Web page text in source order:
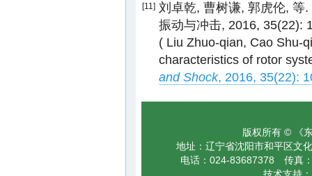
[11] 刘卓乾, 曹树谦, 郭虎伦, 等
振动与冲击, 2016, 35(22):
( Liu Zhuo-qian, Cao Shu-
characteristics of rotor
and Shock, 2016, 35(22):